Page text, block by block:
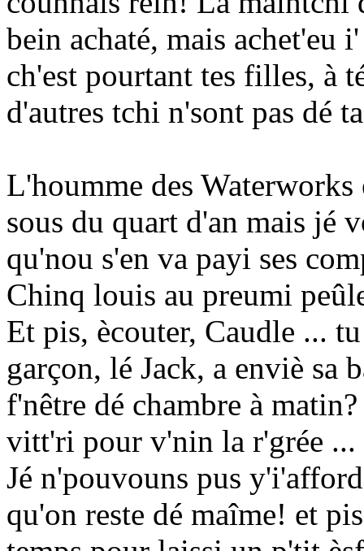
bein achaté, mais achet'eu
ch'est pourtant tes filles, à
d'autres tchi n'sont pas dé
L'houmme des
sous du quart d'an mais jé
qu'nou s'en va payi ses
Chinq louis au preumi
Et pis, ècouter, Caudle ...
garçon, lé Jack, a enviè sa
f'nêtre dé chambre à
vitt'ri pour v'nin la r'grée
Jé n'pouvouns pus
qu'on reste dé maîme! et